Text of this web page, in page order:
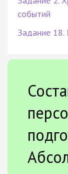
событий
Задание 18.